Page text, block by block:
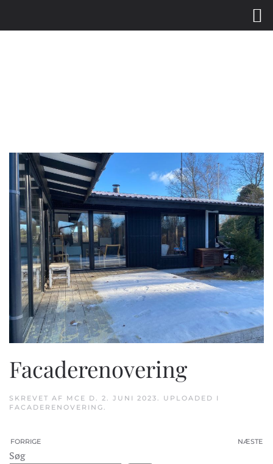
Gå
Facaderenovering
SKREVET AF MCE D. 2. JUNI 2023. UPLOADED I
FACADERENOVERING.
FORRIGE NÆSTE
Søg